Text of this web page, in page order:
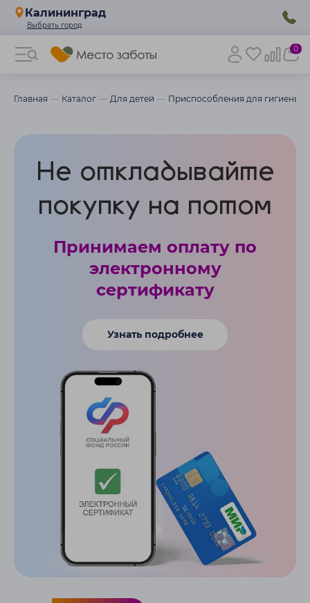
Калининград
0
Главная Каталог Для детей Приспособления для гигиены
Не откладывайте
покупку на потом
Принимаем оплату по
электронному
сертификату
Узнать подробнее